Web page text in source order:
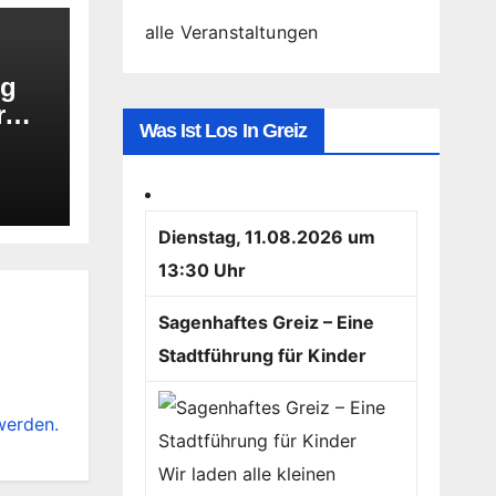
alle Veranstaltungen
Was Ist Los In Greiz
Dienstag, 11.08.2026 um
13:30 Uhr
Sagenhaftes Greiz – Eine
Stadtführung für Kinder
Wir laden alle kleinen